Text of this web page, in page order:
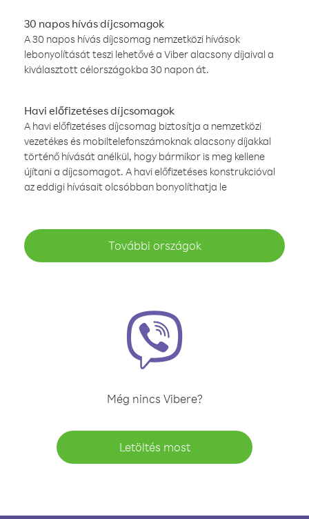
30 napos hívás díjcsomagok
A 30 napos hívás díjcsomag nemzetközi hívások
lebonyolítását teszi lehetővé a Viber alacsony díjaival a
kiválasztott célországokba 30 napon át.
Havi előfizetéses díjcsomagok
A havi előfizetéses díjcsomag biztosítja a nemzetközi
vezetékes és mobiltelefonszámoknak alacsony díjakkal
történő hívását anélkül, hogy bármikor is meg kellene
újítani a díjcsomagot. A havi előfizetéses konstrukcióval
az eddigi hívásait olcsóbban bonyolíthatja le
További országok
Még nincs Vibere?
Letöltés most